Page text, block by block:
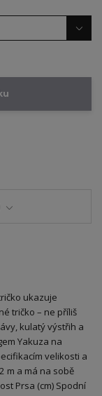
ukazuje
tričko – ne příliš
kulatý výstřih a
Yakuza na
velikosti a
m a má na sobě
Prsa (cm) Spodní